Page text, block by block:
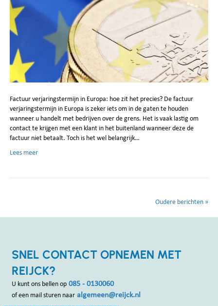
Factuur verjaringstermijn in Europa: hoe zit het precies? De factuur
verjaringstermijn in Europa is zeker iets om in de gaten te houden
wanneer u handelt met bedrijven over de grens. Het is vaak lastig om
contact te krijgen met een klant in het buitenland wanneer deze de
factuur niet betaalt. Toch is het wel belangrijk…
Lees meer
Oudere berichten »
SNEL CONTACT OPNEMEN MET
REIJCK?
U kunt ons bellen op 085 - 0130060
of een mail sturen naar algemeen@reijck.nl